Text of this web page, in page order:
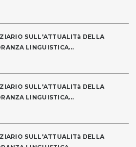
SULL'ATTUALITà DELLA
LINGUISTICA...
SULL'ATTUALITà DELLA
LINGUISTICA...
SULL'ATTUALITà DELLA